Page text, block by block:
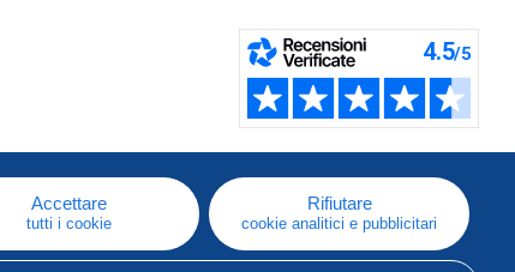
Accettare
tutti i cookie
Rifiutare
cookie analitici e pubblicitari